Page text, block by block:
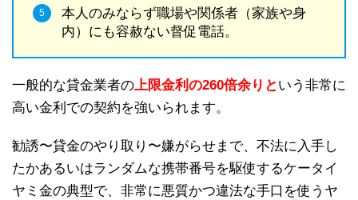
本人のみならず職場や関係者（家族や身
内）にも容赦ない督促電話。
一般的な貸金業者の 上限金利の260倍余りという非常に
高い金利での契約を強いられます。
勧誘〜貸金のやり取り〜嫌がらせまで、不法に入手し
たかあるいはランダムな携帯番号を駆使するケータイ
ヤミ金の典型で、非常に悪質かつ違法な手口を使うヤ